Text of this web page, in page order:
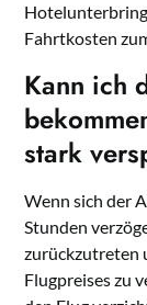
Fahrtkosten
Kann ich
stark
Wenn sich der
Stunden
zurückzutreten
Flugpreises zu